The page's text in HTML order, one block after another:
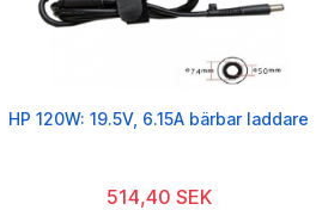
HP 120W: 19.5V, 6.15A bärbar laddare
514,40 SEK